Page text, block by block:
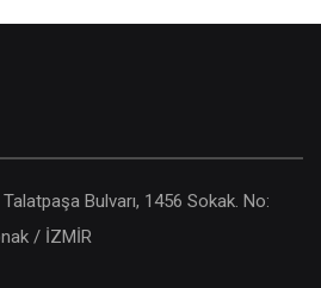
Bulvarı, 1456 Sokak. No:
/ İZMİR